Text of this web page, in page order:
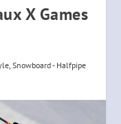
X Games
,Snowboard - Halfpipe